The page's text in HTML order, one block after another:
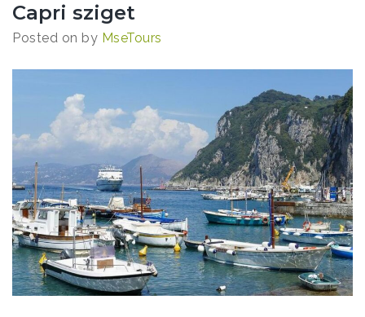
Capri sziget
Posted on by MseTours